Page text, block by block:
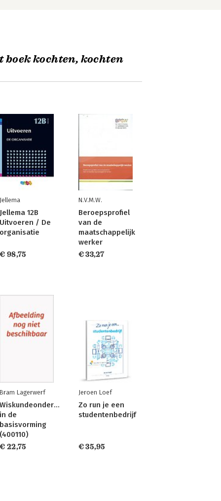
boek kochten, kochten
Jellema
Jellema 12B
Uitvoeren / De
organisatie
€ 98,75
N.V.M.W.
Beroepsprofiel
van de
maatschappelijk
werker
€ 33,27
Bram Lagerwerf
Wiskundeonderwijs
in de
basisvorming
(400110)
€ 22,75
Jeroen Loef
Zo run je een
studentenbedrijf
€ 35,95